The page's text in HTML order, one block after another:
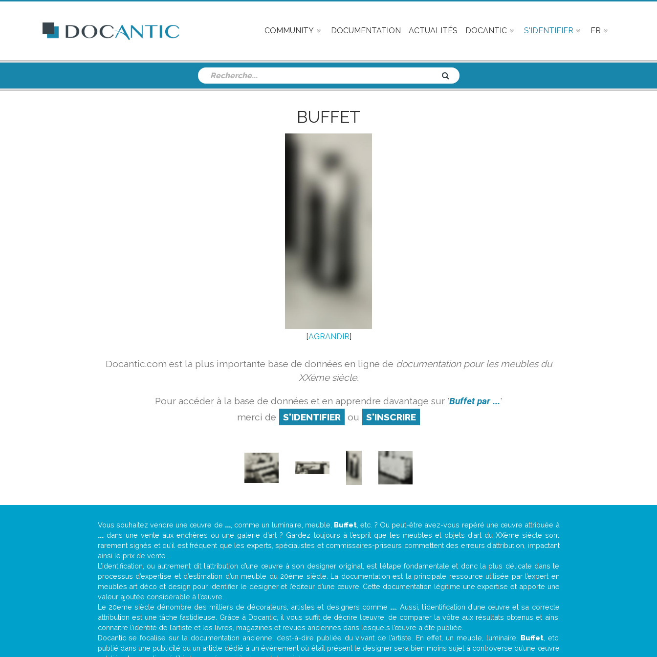
COMMUNITY DOCUMENTATION ACTUALITÉS DOCANTIC S'IDENTIFIER FR
BUFFET
[AGRANDIR]
Docantic.com est la plus importante base de données en ligne de documentation pour les meubles du
XXème siècle.
Pour accéder à la base de données et en apprendre davantage sur 'Buffet par ...'
merci de
S'IDENTIFIER ou S'INSCRIRE
Vous souhaitez vendre une œuvre de ..., comme un luminaire, meuble, Buffet , etc. ? Ou peut-être avez-vous repéré une œuvre attribuée à
...dans une vente aux enchères ou une galerie d’art ? Gardez toujours à l’esprit que les meubles et objets d’art du XXème siècle sont
rarement signés et qu’il est fréquent que les experts, spécialistes et commissaires-priseurs commettent des erreurs d’attribution, impactant
ainsi le prix de vente.
L’identification, ou autrement dit l’attribution d’une œuvre à son designer original, est l’étape fondamentale et donc la plus délicate dans le
processus d’expertise et d’estimation d’un meuble du 20ème siècle. La documentation est la principale ressource utilisée par l’expert en
meubles art déco et design pour identifier le designer et l’éditeur d’une œuvre. Cette documentation légitime une expertise et apporte une
valeur ajoutée considérable à l’œuvre.
Le 20eme siècle dénombre des milliers de décorateurs, artistes et designers comme .... Aussi, l’identification d’une œuvre et sa correcte
attribution est une tâche fastidieuse. Grâce à Docantic, il vous suffit de décrire l’œuvre, de comparer la vôtre aux résultats obtenus et ainsi
connaître l’identité de l’artiste et les livres, magazines et revues anciennes dans lesquels l’œuvre a été publiée.
Docantic se focalise sur la documentation ancienne, c’est-à-dire publiée du vivant de l’artiste. En effet, un meuble, luminaire, Buffet, etc.
publié dans une publicité ou un article dédié à un évènement où était présent le designer sera bien moins sujet à controverse qu’une œuvre